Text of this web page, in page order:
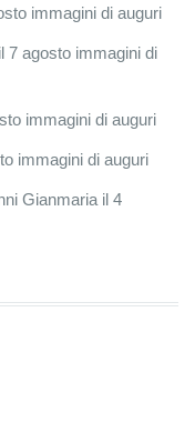
immagini di auguri
7 agosto immagini di
immagini di auguri
immagini di auguri
Gianmaria il 4